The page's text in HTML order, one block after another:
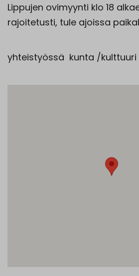
Lippujen ovimyynti klo 18
rajoitetusti, tule ajoissa
yhteistyössä kunta /kulttuuri